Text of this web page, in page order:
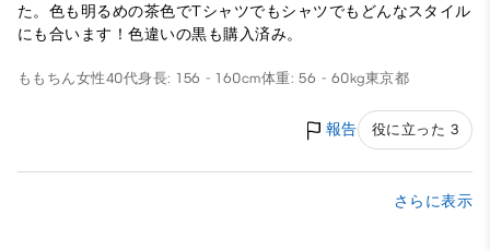
た。色も明るめの茶色でTシャツでもシャツでもどんなスタイル
にも合います！色違いの黒も購入済み。
ももちん女性40代身長: 156 - 160cm体重: 56 - 60kg東京都
報告 役に立った 3
さらに表示